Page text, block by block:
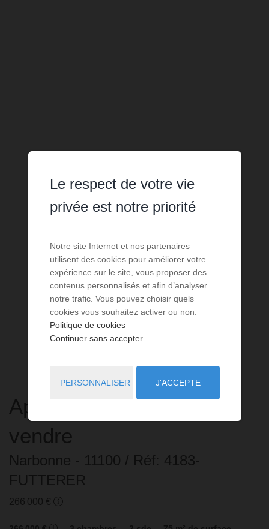
Appartement 4 pièces à
vendre
Narbonne - 11100 / Réf: 4183-
FUTTERER
266 000 €
Le respect de votre vie
privée est notre priorité
Notre site Internet et nos partenaires
utilisent des cookies pour améliorer votre
expérience sur le site, vous proposer des
contenus personnalisés et afin d’analyser
notre trafic. Vous pouvez choisir quels
cookies vous souhaitez activer ou non.
Politique de cookies
Continuer sans accepter
PERSONNALISER J'ACCEPTE